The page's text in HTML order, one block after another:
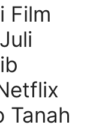
Film
Tanah